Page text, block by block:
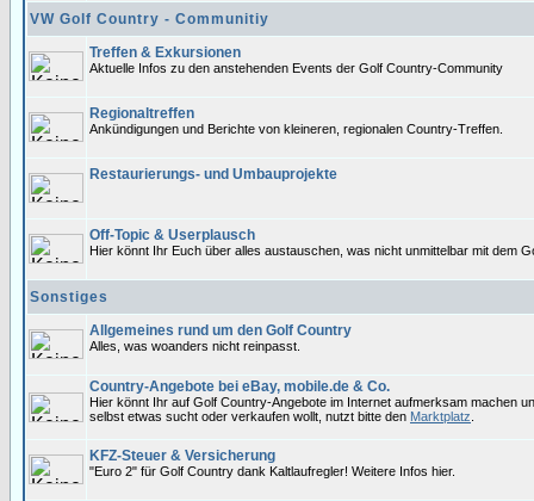
VW Golf Country - Communitiy
Treffen & Exkursionen
Aktuelle Infos zu den anstehenden Events der Golf Country-Community
Regionaltreffen
Ankündigungen und Berichte von kleineren, regionalen Country-Treffen.
Restaurierungs- und Umbauprojekte
Off-Topic & Userplausch
Hier könnt Ihr Euch über alles austauschen, was nicht unmittelbar mit dem
Sonstiges
Allgemeines rund um den Golf Country
Alles, was woanders nicht reinpasst.
Country-Angebote bei eBay, mobile.de & Co.
Hier könnt Ihr auf Golf Country-Angebote im Internet aufmerksam machen
selbst etwas sucht oder verkaufen wollt, nutzt bitte den Marktplatz
KFZ-Steuer & Versicherung
"Euro 2" für Golf Country dank Kaltlaufregler! Weitere Infos hier.